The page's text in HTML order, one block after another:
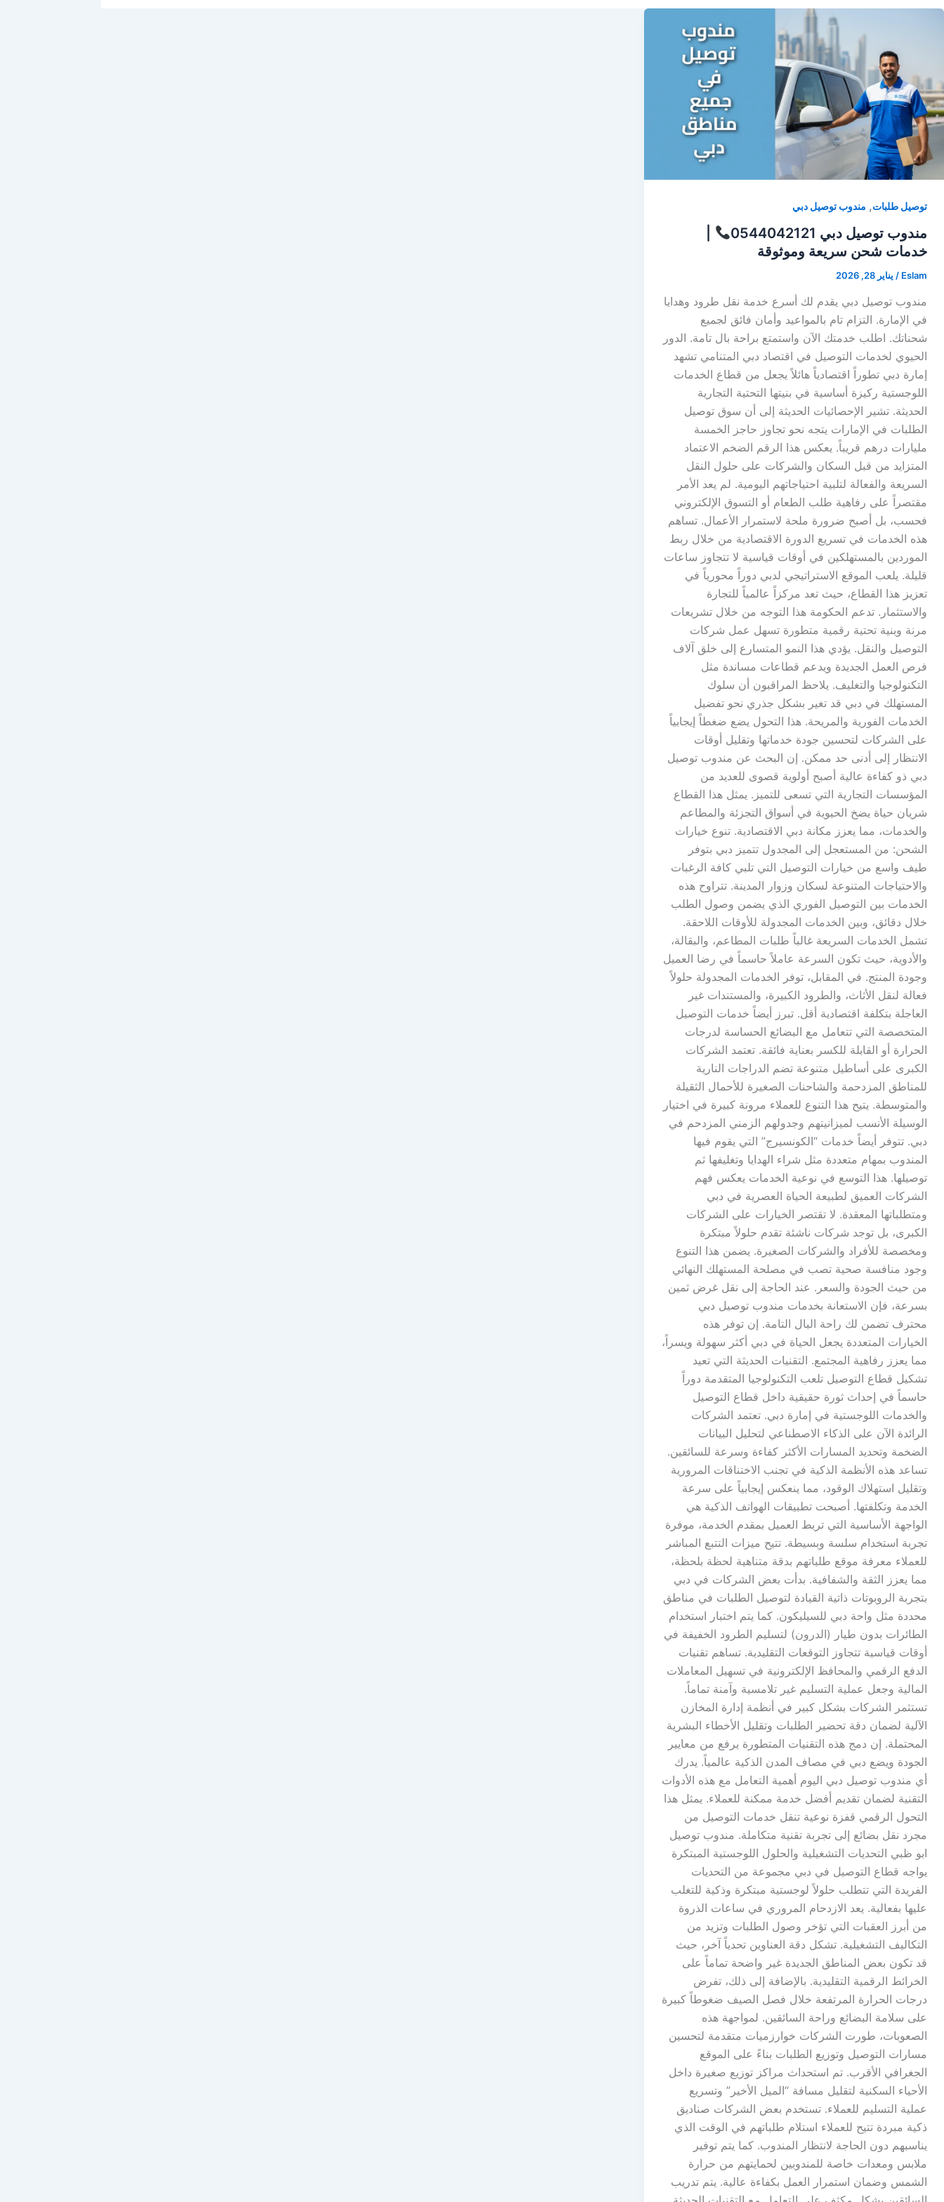
توصيل طلبات, مندوب توصيل دبي
مندوب توصيل دبي 0544042121
خدمات شحن سريعة وموثوقة
Eslam
/ يناير 28, 2026
مندوب توصيل دبي يقدم لك أسرع خدمة نقل طرود وهدايا
في الإمارة. التزام تام بالمواعيد وأمان فائق لجميع
شحناتك. اطلب خدمتك الآن واستمتع براحة بال تامة. الدور
الحيوي لخدمات التوصيل في اقتصاد دبي المتنامي تشهد
إمارة دبي تطوراً اقتصادياً هائلاً يجعل من قطاع الخدمات
اللوجستية ركيزة أساسية في بنيتها التحتية التجارية
الحديثة. تشير الإحصائيات الحديثة إلى أن سوق توصيل
الطلبات في الإمارات يتجه نحو تجاوز حاجز الخمسة
مليارات درهم قريباً. يعكس هذا الرقم الضخم الاعتماد
المتزايد من قبل السكان والشركات على حلول النقل
السريعة والفعالة لتلبية احتياجاتهم اليومية. لم يعد الأمر
مقتصراً على رفاهية طلب الطعام أو التسوق الإلكتروني
فحسب، بل أصبح ضرورة ملحة لاستمرار الأعمال. تساهم
هذه الخدمات في تسريع الدورة الاقتصادية من خلال ربط
الموردين بالمستهلكين في أوقات قياسية لا تتجاوز ساعات
قليلة. يلعب الموقع الاستراتيجي لدبي دوراً محورياً في
تعزيز هذا القطاع، حيث تعد مركزاً عالمياً للتجارة
والاستثمار. تدعم الحكومة هذا التوجه من خلال تشريعات
مرنة وبنية تحتية رقمية متطورة تسهل عمل شركات
التوصيل والنقل. يؤدي هذا النمو المتسارع إلى خلق آلاف
فرص العمل الجديدة ويدعم قطاعات مساندة مثل
التكنولوجيا والتغليف. يلاحظ المراقبون أن سلوك
المستهلك في دبي قد تغير بشكل جذري نحو تفضيل
الخدمات الفورية والمريحة. هذا التحول يضع ضغطاً إيجابياً
على الشركات لتحسين جودة خدماتها وتقليل أوقات
الانتظار إلى أدنى حد ممكن. إن البحث عن مندوب توصيل
دبي ذو كفاءة عالية أصبح أولوية قصوى للعديد من
المؤسسات التجارية التي تسعى للتميز. يمثل هذا القطاع
شريان حياة يضخ الحيوية في أسواق التجزئة والمطاعم
والخدمات، مما يعزز مكانة دبي الاقتصادية. تنوع خيارات
الشحن: من المستعجل إلى المجدول تتميز دبي بتوفر
طيف واسع من خيارات التوصيل التي تلبي كافة الرغبات
والاحتياجات المتنوعة لسكان وزوار المدينة. تتراوح هذه
الخدمات بين التوصيل الفوري الذي يضمن وصول الطلب
خلال دقائق، وبين الخدمات المجدولة للأوقات اللاحقة.
تشمل الخدمات السريعة غالباً طلبات المطاعم، والبقالة،
والأدوية، حيث تكون السرعة عاملاً حاسماً في رضا العميل
وجودة المنتج. في المقابل، توفر الخدمات المجدولة حلولاً
فعالة لنقل الأثاث، والطرود الكبيرة، والمستندات غير
العاجلة بتكلفة اقتصادية أقل. تبرز أيضاً خدمات التوصيل
المتخصصة التي تتعامل مع البضائع الحساسة لدرجات
الحرارة أو القابلة للكسر بعناية فائقة. تعتمد الشركات
الكبرى على أساطيل متنوعة تضم الدراجات النارية
للمناطق المزدحمة والشاحنات الصغيرة للأحمال الثقيلة
والمتوسطة. يتيح هذا التنوع للعملاء مرونة كبيرة في اختيار
الوسيلة الأنسب لميزانيتهم وجدولهم الزمني المزدحم في
دبي. تتوفر أيضاً خدمات “الكونسيرج” التي يقوم فيها
المندوب بمهام متعددة مثل شراء الهدايا وتغليفها ثم
توصيلها. هذا التوسع في نوعية الخدمات يعكس فهم
الشركات العميق لطبيعة الحياة العصرية في دبي
ومتطلباتها المعقدة. لا تقتصر الخيارات على الشركات
الكبرى، بل توجد شركات ناشئة تقدم حلولاً مبتكرة
ومخصصة للأفراد والشركات الصغيرة. يضمن هذا التنوع
وجود منافسة صحية تصب في مصلحة المستهلك النهائي
من حيث الجودة والسعر. عند الحاجة إلى نقل غرض ثمين
بسرعة، فإن الاستعانة بخدمات مندوب توصيل دبي
محترف تضمن لك راحة البال التامة. إن توفر هذه
الخيارات المتعددة يجعل الحياة في دبي أكثر سهولة ويسراً،
مما يعزز رفاهية المجتمع. التقنيات الحديثة التي تعيد
تشكيل قطاع التوصيل تلعب التكنولوجيا المتقدمة دوراً
حاسماً في إحداث ثورة حقيقية داخل قطاع التوصيل
والخدمات اللوجستية في إمارة دبي. تعتمد الشركات
الرائدة الآن على الذكاء الاصطناعي لتحليل البيانات
الضخمة وتحديد المسارات الأكثر كفاءة وسرعة للسائقين.
تساعد هذه الأنظمة الذكية في تجنب الاختناقات المرورية
وتقليل استهلاك الوقود، مما ينعكس إيجابياً على سرعة
الخدمة وتكلفتها. أصبحت تطبيقات الهواتف الذكية هي
الواجهة الأساسية التي تربط العميل بمقدم الخدمة، موفرة
تجربة استخدام سلسة وبسيطة. تتيح ميزات التتبع المباشر
للعملاء معرفة موقع طلباتهم بدقة متناهية لحظة بلحظة،
مما يعزز الثقة والشفافية. بدأت بعض الشركات في دبي
بتجربة الروبوتات ذاتية القيادة لتوصيل الطلبات في مناطق
محددة مثل واحة دبي للسيليكون. كما يتم اختبار استخدام
الطائرات بدون طيار (الدرون) لتسليم الطرود الخفيفة في
أوقات قياسية تتجاوز التوقعات التقليدية. تساهم تقنيات
الدفع الرقمي والمحافظ الإلكترونية في تسهيل المعاملات
المالية وجعل عملية التسليم غير تلامسية وآمنة تماماً.
تستثمر الشركات بشكل كبير في أنظمة إدارة المخازن
الآلية لضمان دقة تحضير الطلبات وتقليل الأخطاء البشرية
المحتملة. إن دمج هذه التقنيات المتطورة يرفع من معايير
الجودة ويضع دبي في مصاف المدن الذكية عالمياً. يدرك
أي مندوب توصيل دبي اليوم أهمية التعامل مع هذه الأدوات
التقنية لضمان تقديم أفضل خدمة ممكنة للعملاء. يمثل هذا
التحول الرقمي قفزة نوعية تنقل خدمات التوصيل من
مجرد نقل بضائع إلى تجربة تقنية متكاملة. مندوب توصيل
ابو ظبي التحديات التشغيلية والحلول اللوجستية المبتكرة
يواجه قطاع التوصيل في دبي مجموعة من التحديات
الفريدة التي تتطلب حلولاً لوجستية مبتكرة وذكية للتغلب
عليها بفعالية. يعد الازدحام المروري في ساعات الذروة
من أبرز العقبات التي تؤخر وصول الطلبات وتزيد من
التكاليف التشغيلية. تشكل دقة العناوين تحدياً آخر، حيث
قد تكون بعض المناطق الجديدة غير واضحة تماماً على
الخرائط الرقمية التقليدية. بالإضافة إلى ذلك، تفرض
درجات الحرارة المرتفعة خلال فصل الصيف ضغوطاً كبيرة
على سلامة البضائع وراحة السائقين. لمواجهة هذه
الصعوبات، طورت الشركات خوارزميات متقدمة لتحسين
مسارات التوصيل وتوزيع الطلبات بناءً على الموقع
الجغرافي الأقرب. تم استحداث مراكز توزيع صغيرة داخل
الأحياء السكنية لتقليل مسافة “الميل الأخير” وتسريع
عملية التسليم للعملاء. تستخدم بعض الشركات صناديق
ذكية مبردة تتيح للعملاء استلام طلباتهم في الوقت الذي
يناسبهم دون الحاجة لانتظار المندوب. كما يتم توفير
ملابس ومعدات خاصة للمندوبين لحمايتهم من حرارة
الشمس وضمان استمرار العمل بكفاءة عالية. يتم تدريب